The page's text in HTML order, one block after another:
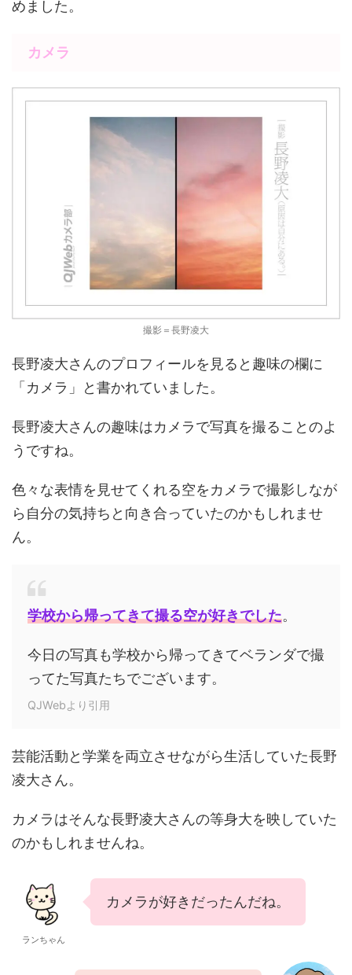
めました。
カメラ
撮影＝長野凌大
長野凌大さんのプロフィールを見ると趣味の欄に
「カメラ」と書かれていました。
長野凌大さんの趣味はカメラで写真を撮ることのよ
うですね。
色々な表情を見せてくれる空をカメラで撮影しなが
ら自分の気持ちと向き合っていたのかもしれませ
ん。
学校から帰ってきて撮る空が好きでした。
今日の写真も学校から帰ってきてベランダで撮
ってた写真たちでございます。
QJWebより引用
芸能活動と学業を両立させながら生活していた長野
凌大さん。
カメラはそんな長野凌大さんの等身大を映していた
のかもしれませんね。
ランちゃん
カメラが好きだったんだね。